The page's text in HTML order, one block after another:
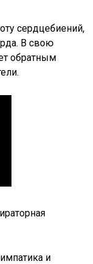
сердцебиений,
В свою
обратным
и